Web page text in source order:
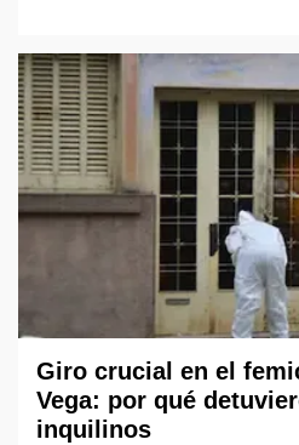
Giro crucial en el
Vega: por qué
inquilinos